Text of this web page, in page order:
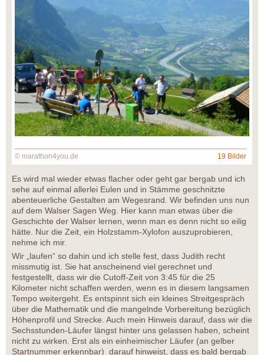
© marathon4you.de 19 Bilder
Es wird mal wieder etwas flacher oder geht gar bergab und ich
sehe auf einmal allerlei Eulen und in Stämme geschnitzte
abenteuerliche Gestalten am Wegesrand. Wir befinden uns nun
auf dem Walser Sagen Weg. Hier kann man etwas über die
Geschichte der Walser lernen, wenn man es denn nicht so eilig
hätte. Nur die Zeit, ein Holzstamm-Xylofon auszuprobieren,
nehme ich mir.
Wir „laufen“ so dahin und ich stelle fest, dass Judith recht
missmutig ist. Sie hat anscheinend viel gerechnet und
festgestellt, dass wir die Cutoff-Zeit von 3:45 für die 25
Kilometer nicht schaffen werden, wenn es in diesem langsamen
Tempo weitergeht. Es entspinnt sich ein kleines Streitgespräch
über die Mathematik und die mangelnde Vorbereitung bezüglich
Höhenprofil und Strecke. Auch mein Hinweis darauf, dass wir die
Sechsstunden-Läufer längst hinter uns gelassen haben, scheint
nicht zu wirken. Erst als ein einheimischer Läufer (an gelber
Startnummer erkennbar) darauf hinweist, dass es bald bergab